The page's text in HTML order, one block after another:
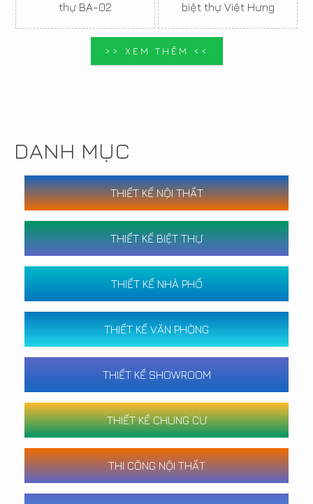
thự BA-02 biệt thự Việt Hưng
>> XEM THÊM <<
DANH MỤC
THIẾT KẾ NỘI THẤT
THIẾT KẾ BIỆT THỰ
THIẾT KẾ NHÀ PHỐ
THIẾT KẾ VĂN PHÒNG
THIẾT KẾ SHOWROOM
THIẾT KẾ CHUNG CƯ
THI CÔNG NỘI THẤT